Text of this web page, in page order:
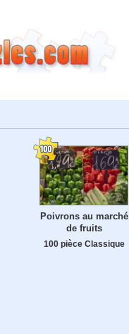
Poivrons au marché
de fruits
100 pièce Classique